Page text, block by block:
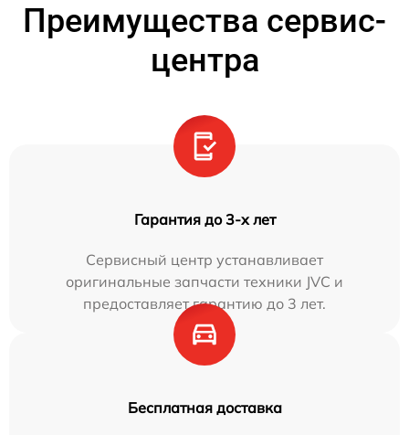
Преимущества сервис-
центра
Гарантия до 3-х лет
Сервисный центр устанавливает
оригинальные запчасти техники JVC и
предоставляет гарантию до 3 лет.
Бесплатная доставка